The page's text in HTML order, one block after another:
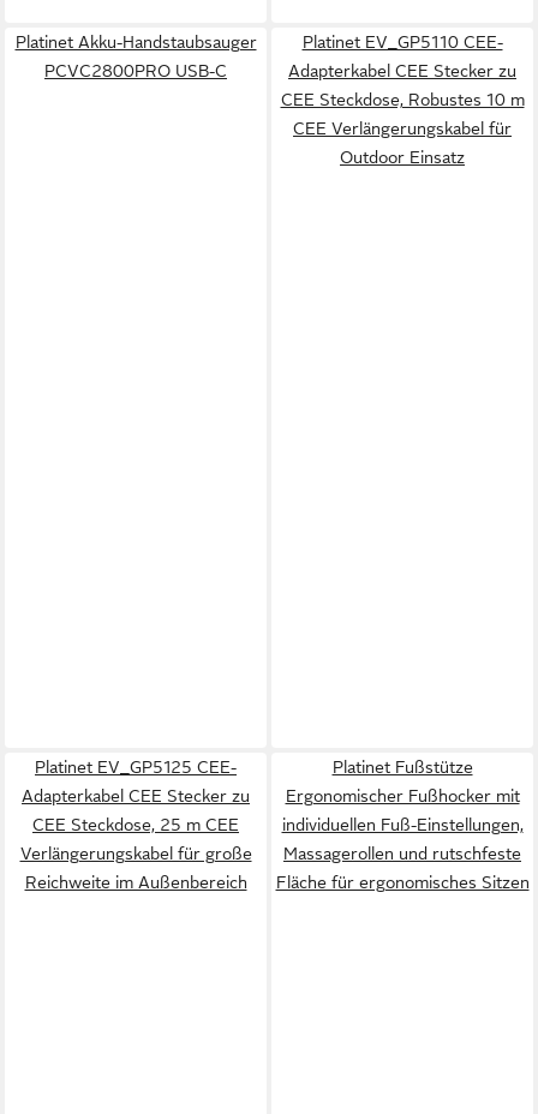
Platinet Akku-Handstaubsauger
PCVC2800PRO USB-C
Platinet EV_GP5110 CEE-
Adapterkabel CEE Stecker zu
CEE Steckdose, Robustes 10 m
CEE Verlängerungskabel für
Outdoor Einsatz
Platinet EV_GP5125 CEE-
Adapterkabel CEE Stecker zu
CEE Steckdose, 25 m CEE
Verlängerungskabel für große
Reichweite im Außenbereich
Platinet Fußstütze
Ergonomischer Fußhocker mit
individuellen Fuß-Einstellungen,
Massagerollen und rutschfeste
Fläche für ergonomisches Sitzen